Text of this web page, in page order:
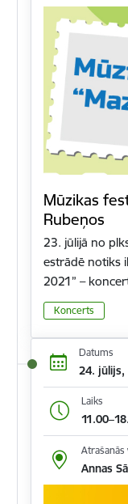
Mūzikas
Rubeņos
23. jūlijā no
estrādē notiks
2021” –
Koncerts
Datums
24. jūlijs,
Laiks
Atrašanās
Annas